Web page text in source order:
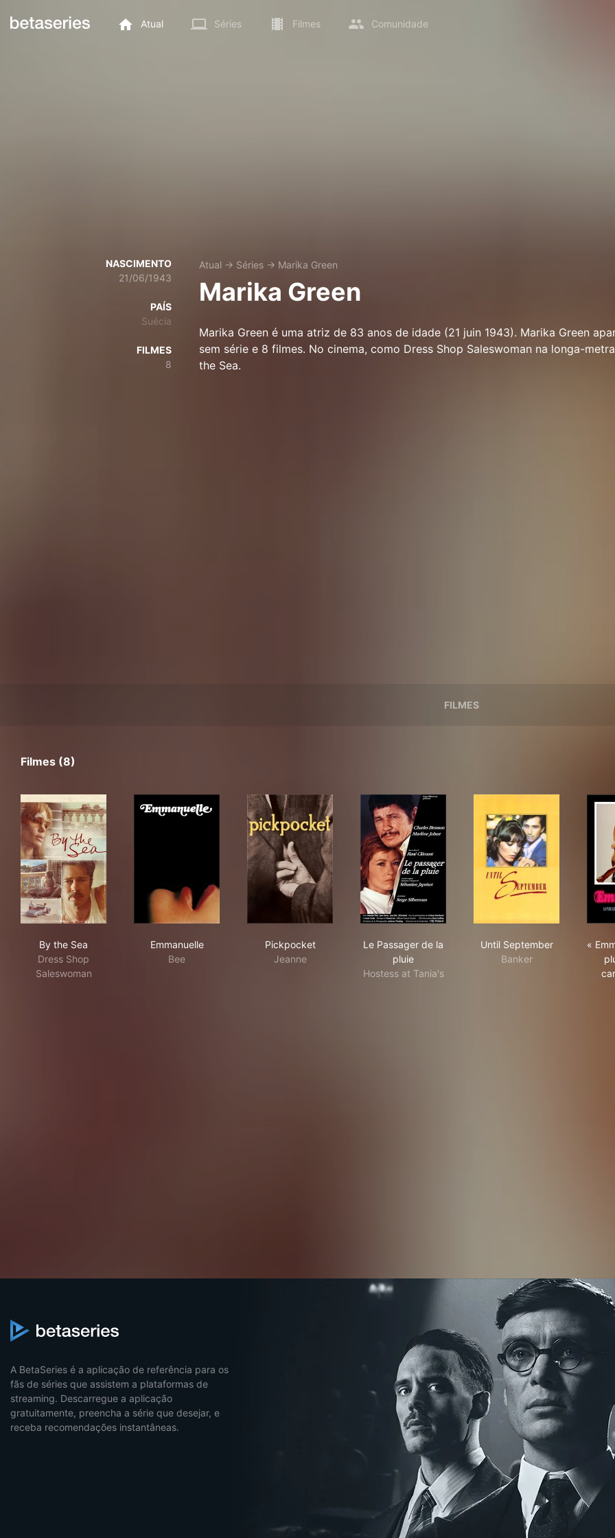
Atual Séries Filmes Comunidade
NASCIMENTO
21/06/1943
PAÍS
Suécia
FILMES
8
Atual → Séries → Marika Green
Marika Green
Marika Green é uma atriz de 83 anos de idade (21 juin 1943). Marika Green
sem série e 8 filmes. No cinema, como Dress Shop Saleswoman na longa-
the Sea.
FILMES
Filmes (8)
By the Sea
Dress Shop
Saleswoman
Emmanuelle
Bee
Pickpocket
Jeanne
Le Passager de la
pluie
Hostess at Tania's
Until September
Banker
«
A BetaSeries é a aplicação de referência para os
fãs de séries que assistem a plataformas de
streaming. Descarregue a aplicação
gratuitamente, preencha a série que desejar, e
receba recomendações instantâneas.